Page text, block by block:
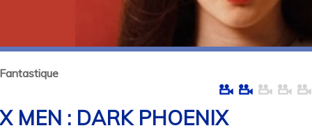
MEN : DARK PHOENIX